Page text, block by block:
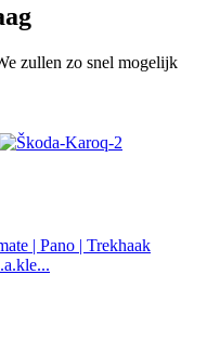
zullen zo snel mogelijk
| Pano | Trekhaak